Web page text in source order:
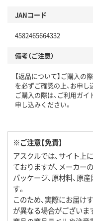
JANコード
4582465664332
備考（ご注意）
【返品について】ご購入の
を必ずご確認の上、お申し
ご購入の際は、ご利用ガイ
申し込みください。
※ご注意【免責】
アスクルでは、サイト上
ておりますが、メーカー
パッケージ、原材料、原
す。
このため、実際にお届け
が異なる場合がございま